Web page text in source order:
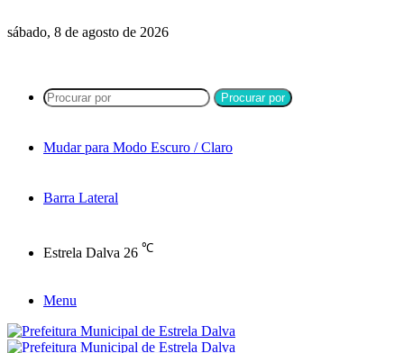
sábado, 8 de agosto de 2026
Procurar por
Mudar para Modo Escuro / Claro
Barra Lateral
Estrela Dalva 26 ℃
Menu